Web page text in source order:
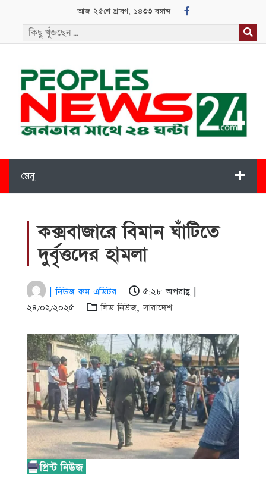
আজ ২৫শে শ্রাবণ, ১৪৩৩ বঙ্গাব্দ
মেনু
কক্সবাজারে বিমান ঘাঁটিতে
দুর্বৃত্তদের হামলা
| নিউজ রুম এডিটর
৫:২৮ অপরাহ্ণ |
২৪/০২/২০২৫
লিড নিউজ,সারাদেশ